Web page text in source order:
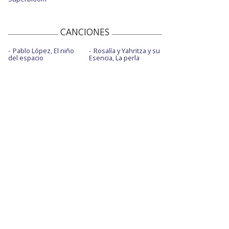
CANCIONES
Pablo López, El niño
del espacio
Rosalía y Yahritza y su
Esencia, La perla